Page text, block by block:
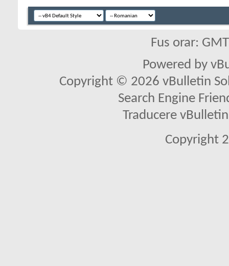
Fus orar:
Powered by
Copyright © 2026 vBulletin
Search Engine
Traducere
Copyright